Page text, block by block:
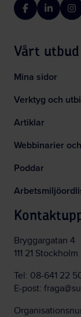
Facebook
Vårt utbud
Mina sidor
Verktyg och
Artiklar
Webbinarier
Poddar
Bryggargatan 4
111 21 Stockholm
Tel: 08-641 22
E-post: